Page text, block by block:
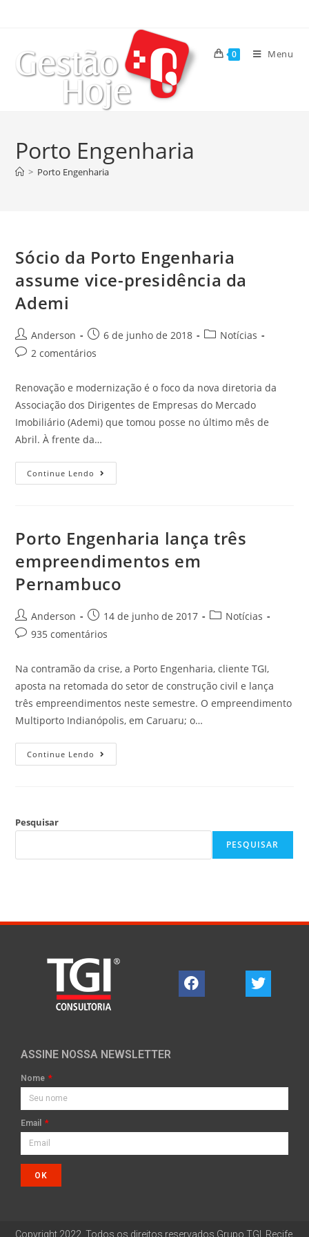
0 Menu
Porto Engenharia
> Porto Engenharia
Sócio da Porto Engenharia
assume vice-presidência da
Ademi
Anderson 6 de junho de 2018
Notícias
2 comentários
Renovação e modernização é o foco da nova diretoria da
Associação dos Dirigentes de Empresas do Mercado
Imobiliário (Ademi) que tomou posse no último mês de
Abril. À frente da…
Continue Lendo
Porto Engenharia lança três
empreendimentos em
Pernambuco
Anderson 14 de junho de 2017
Notícias
935 comentários
Na contramão da crise, a Porto Engenharia, cliente TGI,
aposta na retomada do setor de construção civil e lança
três empreendimentos neste semestre. O empreendimento
Multiporto Indianópolis, em Caruaru; o…
Continue Lendo
Pesquisar
PESQUISAR
ASSINE NOSSA NEWSLETTER
Nome
Email
OK
Copyright 2022. Todos os direitos reservados Grupo TGI. Recife.